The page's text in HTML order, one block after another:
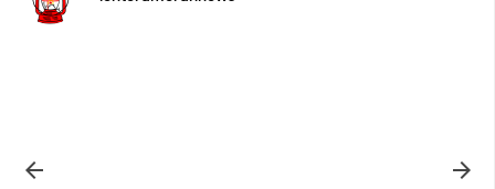
 